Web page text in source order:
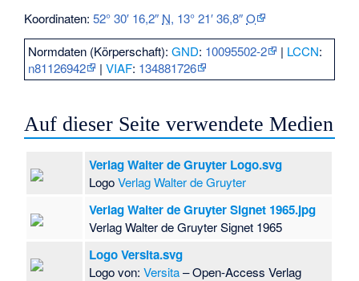
Koordinaten:52° 30′ 16,2″ N, 13° 21′ 36,8″O
Normdaten (Körperschaft):GND: 10095502-2 | LCCN:
n81126942
|VIAF: 134881726
Auf dieser Seite verwendete Medien
Verlag Walter de Gruyter Logo.svg
LogoVerlag Walter de Gruyter
Verlag Walter de Gruyter Signet 1965.jpg
Verlag Walter de Gruyter Signet 1965
Logo Versita.svg
Logo von:Versita– Open-Access Verlag